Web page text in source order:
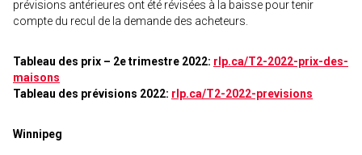
prévisions antérieures ont été révisées à la baisse pour tenir
compte du recul de la demande des acheteurs.
Tableau des prix – 2e trimestre 2022: rlp.ca/T2-2022-prix-des-
maisons
Tableau des prévisions 2022: rlp.ca/T2-2022-previsions
Winnipeg